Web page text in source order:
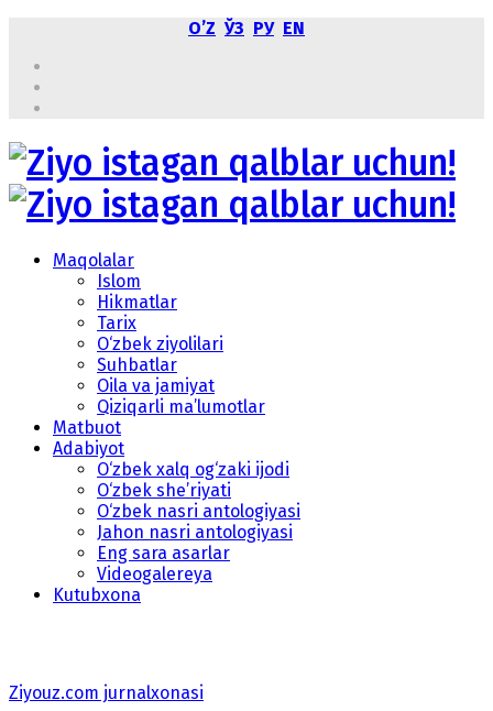
OʼZ ЎЗ РУ EN
Maqolalar
Islom
Hikmatlar
Tarix
O‘zbek ziyolilari
Suhbatlar
Oila va jamiyat
Qiziqarli ma’lumotlar
Matbuot
Adabiyot
O‘zbek xalq og‘zaki ijodi
O‘zbek she’riyati
O‘zbek nasri antologiyasi
Jahon nasri antologiyasi
Eng sara asarlar
Videogalereya
Kutubxona
Ziyouz.com jurnalxonasi